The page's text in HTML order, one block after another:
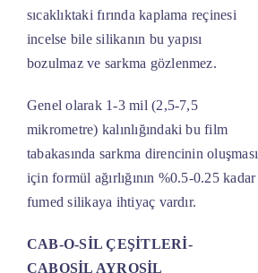
sıcaklıktaki fırında kaplama reçinesi
incelse bile silikanın bu yapısı
bozulmaz ve sarkma gözlenmez.
Genel olarak 1-3 mil (2,5-7,5
mikrometre) kalınlığındaki bu film
tabakasında sarkma direncinin oluşması
için formül ağırlığının %0.5-0.25 kadar
fumed silikaya ihtiyaç vardır.
CAB-O-SİL ÇEŞİTLERİ-
CABOSİL AYROSİL